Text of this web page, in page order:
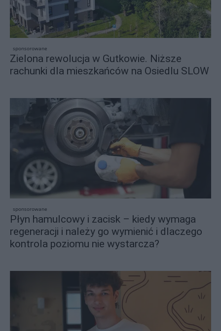
sponsorowane
Zielona rewolucja w Gutkowie. Niższe
rachunki dla mieszkańców na Osiedlu SLOW
sponsorowane
Płyn hamulcowy i zacisk – kiedy wymaga
regeneracji i należy go wymienić i dlaczego
kontrola poziomu nie wystarcza?